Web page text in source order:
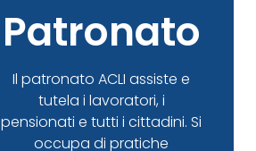
Patronato
Il patronato ACLI assiste e
tutela i lavoratori, i
pensionati e tutti i cittadini. Si
occupa di pratiche